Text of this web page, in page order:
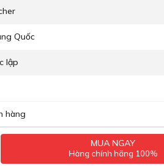
Quốc
lập
hàng
MUA NGAY
Hàng chính hãng 100%